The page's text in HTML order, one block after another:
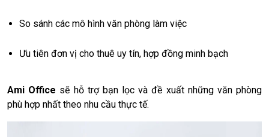
So sánh các mô hình văn phòng làm việc
Ưu tiên đơn vị cho thuê uy tín, hợp đồng minh bạch
Ami Office sẽ hỗ trợ bạn lọc và đề xuất những văn phòng
phù hợp nhất theo nhu cầu thực tế.